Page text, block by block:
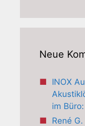
Neue
INOX
im
René G.